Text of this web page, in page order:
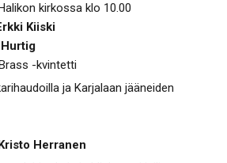
kirkossa klo 10.00
Kiiski
-kvintetti
ja Karjalaan jääneiden
Herranen